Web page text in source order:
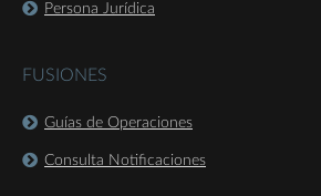
Persona Jurídica
FUSIONES
Guías de Operaciones
Consulta Notificaciones